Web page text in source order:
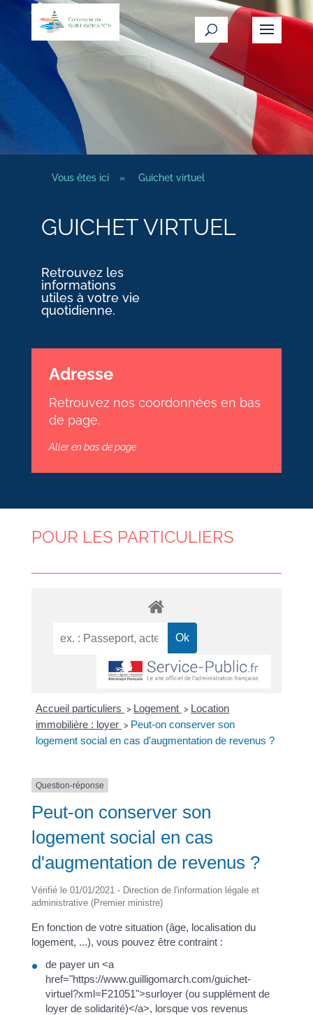
Vous êtes ici » Guichet virtuel
GUICHET VIRTUEL
Retrouvez les
informations
utiles à votre vie
quotidienne.
Adresse
Retrouvez nos coordonnées en bas
de page.
Aller en bas de page
POUR LES PARTICULIERS
Accueil particuliers > Logement > Location
immobilière : loyer > Peut-on conserver son
logement social en cas d'augmentation de revenus ?
Question-réponse
Peut-on conserver son
logement social en cas
d'augmentation de revenus ?
Vérifié le 01/01/2021 - Direction de l'information légale et
administrative (Premier ministre)
En fonction de votre situation (âge, localisation du
logement, ...), vous pouvez être contraint :
de payer un <a
href="https://www.guilligomarch.com/guichet-
virtuel?xml=F21051">surloyer (ou supplément de
loyer de solidarité)</a>, lorsque vos revenus